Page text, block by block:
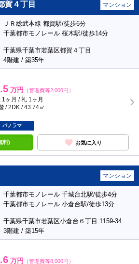
賀４丁目 マンション
ＪＲ総武本線 都賀駅/徒歩6分
千葉都市モノレール 桜木駅/徒歩14分
千葉県千葉市若葉区都賀４丁目
4階建 / 築35年
万円 （管理費等2,000円）
1ヶ月 / 礼 1ヶ月
/ 2DK / 43.74㎡
パノラマ
料) お気に入り
マンション
千葉都市モノレール 千城台北駅/徒歩4分
千葉都市モノレール 小倉台駅/徒歩13分
千葉県千葉市若葉区小倉台６丁目 1159-34
3階建 / 築15年
万円 （管理費等8,000円）